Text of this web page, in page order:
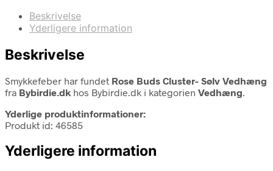
Beskrivelse
Yderligere information
Beskrivelse
Smykkefeber har fundet Rose Buds Cluster- Sølv Vedhæng
fra Bybirdie.dk hos Bybirdie.dk i kategorien Vedhæng.
Yderlige produktinformationer:
Produkt id: 46585
Yderligere information